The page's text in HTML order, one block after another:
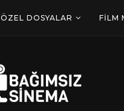
ÖZEL DOSYALAR FILM